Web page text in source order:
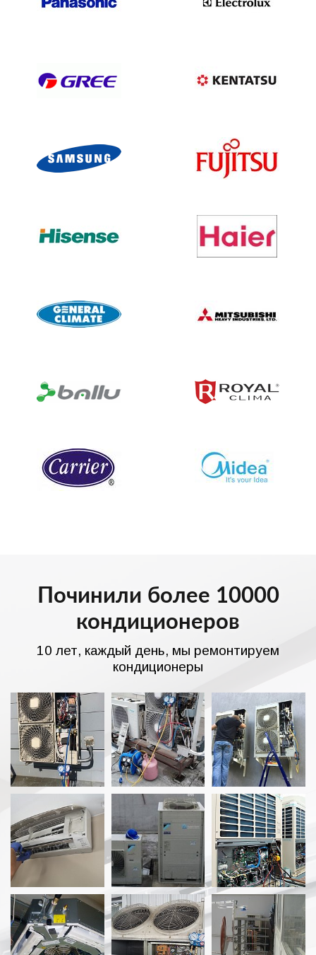
Починили более 10000
кондиционеров
10 лет, каждый день, мы ремонтируем
кондиционеры